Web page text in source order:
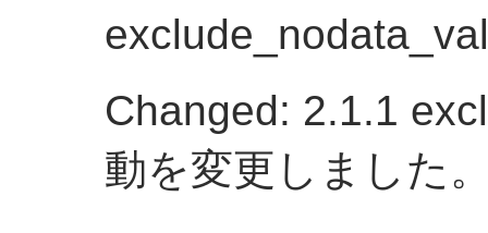
Changed: 2.1.1
動を変更しました